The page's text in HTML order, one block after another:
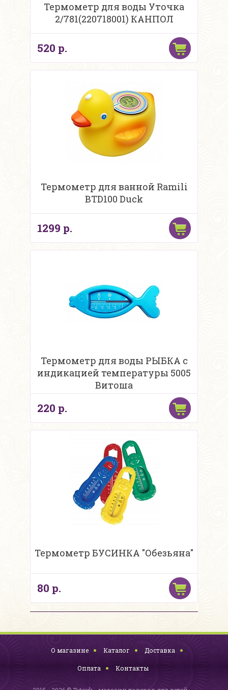
Термометр для воды Уточка
2/781(220718001) КАНПОЛ
520 р.
Термометр для ванной Ramili
BTD100 Duck
1299 р.
Термометр для воды РЫБКА с
индикацией температуры 5005
Витоша
220 р.
Термометр БУСИНКА "Обезьяна"
80 р.
О магазине Каталог Доставка
Оплата Контакты